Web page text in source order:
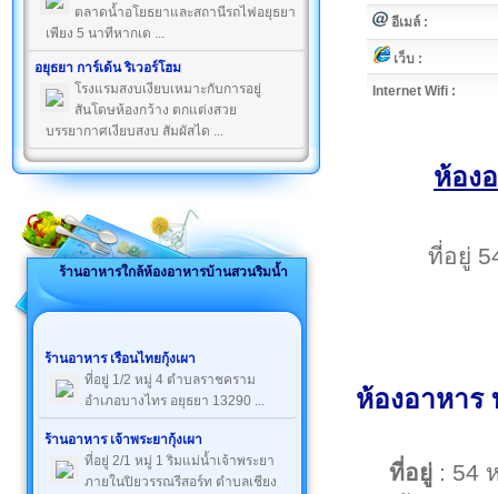
ตลาดน้ำอโยธยาและสถานีรถไฟอยุธยา
เพียง 5 นาทีหากเด ...
อยุธยา การ์เด้น ริเวอร์โฮม
โรงแรมสงบเงียบเหมาะกับการอยู่
สันโดษห้องกว้าง ตกแต่งสวย
บรรยากาศเงียบสงบ สัมผัสได ...
ร้านอาหารใกล้ห้องอาหารบ้านสวนริมน้ำ
ร้านอาหาร เรือนไทยกุ้งเผา
ที่อยู่ 1/2 หมู่ 4 ตำบลราชคราม
อำเภอบางไทร อยุธยา 13290 ...
ร้านอาหาร เจ้าพระยากุ้งเผา
ที่อยู่ 2/1 หมู่ 1 ริมแม่น้ำเจ้าพระยา
ภายในปิยวรรณรีสอร์ท ตำบลเชียง
อีเมล์ :
เว็บ :
Internet Wifi :
ห้อง
ที่อยู่
ห้องอาหาร
ที่อยู่ : 54